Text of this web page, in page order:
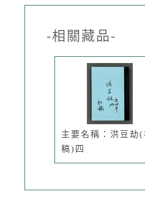
-相關藏品-
主要名稱：洪豆劫(
稿)四